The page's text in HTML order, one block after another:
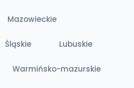
Mazowieckie
Śląskie Lubuskie
Warmińsko-mazurskie